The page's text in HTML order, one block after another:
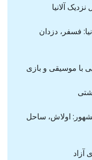
آلانیا
فسفر، دزدان
با موسیقی و بازی
اولاش، ساحل
آزاد